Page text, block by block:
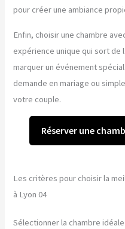
pour créer une ambiance
Enfin, choisir une chambre
expérience unique qui sort de
marquer un événement
demande en mariage ou
votre couple.
Réserver une
Les critères pour choisir la
à Lyon 04
Sélectionner la chambre